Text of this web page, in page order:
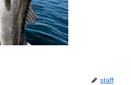
staff